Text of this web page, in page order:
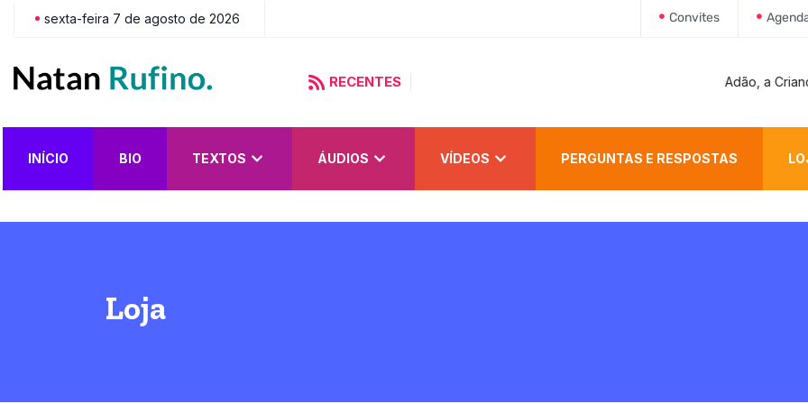
sexta-feira 7 de agosto de 2026 Convites
RECENTES
Depravado?
INÍCIO BIO TEXTOS ÁUDIOS VÍDEOS PERGUNTAS E RESPOSTAS
Loja